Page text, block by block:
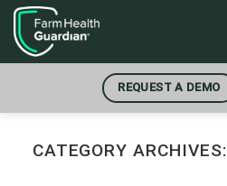
Skip
to
content
REQUEST A DEMO
CATEGORY ARCHIVES: